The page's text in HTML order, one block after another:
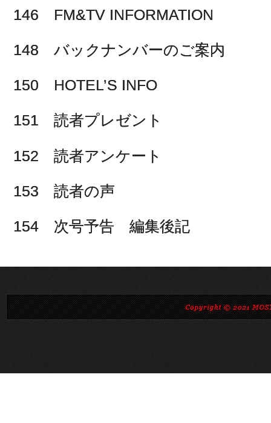
146 FM&TV INFORMATION
148 バックナンバーのご案内
150 HOTEL’S INFO
151 読者プレゼント
152 読者アンケート
153 読者の声
154 次号予告 編集後記